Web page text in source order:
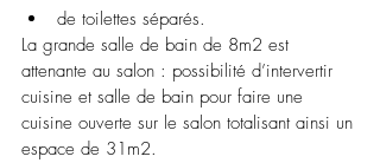
de toilettes séparés.
La grande salle de bain de 8m2 est
attenante au salon : possibilité d’intervertir
cuisine et salle de bain pour faire une
cuisine ouverte sur le salon totalisant ainsi un
espace de 31m2.